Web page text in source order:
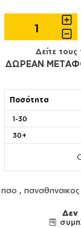
Δείτε
ΔΩΡΕΑΝ
Ποσότητα
1-30
30+
παο ,
Δεν